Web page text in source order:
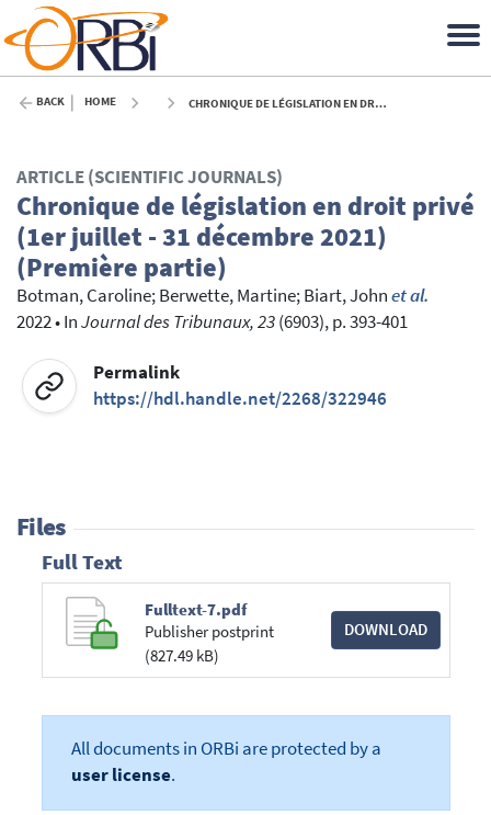
BACK HOME CHRONIQUE DE LÉGISLATION EN DROIT PRIVÉ (1ER JUILLET - 31 DÉCEMBRE 2021) (PREMIÈRE PARTIE) - 2022
ARTICLE (SCIENTIFIC JOURNALS)
Chronique de législation en droit privé
(1er juillet - 31 décembre 2021)
(Première partie)
Botman, Caroline;Berwette, Martine;Biart, Johnet al.
2022•InJournal des Tribunaux, 23(6903), p. 393-401
Permalink
https://hdl.handle.net/2268/322946
Files
Full Text
Fulltext-7.pdf
Publisher postprint
(827.49 kB)
DOWNLOAD
All documents in ORBi are protected by a
user license.